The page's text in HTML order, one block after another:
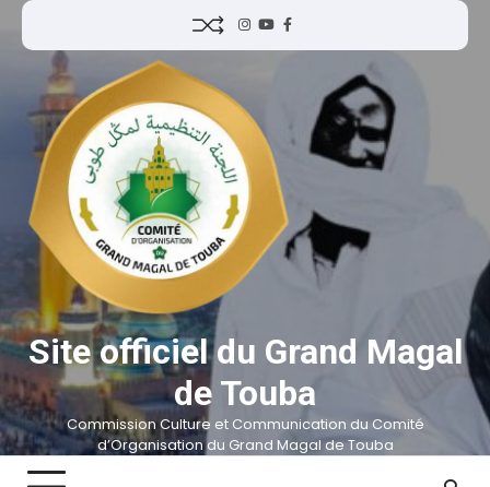
Site officiel du Grand Magal
de Touba
Commission Culture et Communication du Comité
d’Organisation du Grand Magal de Touba